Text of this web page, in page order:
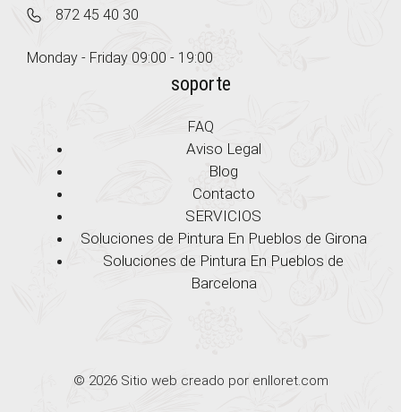
872 45 40 30
Monday - Friday 09:00 - 19:00
soporte
FAQ
Aviso Legal
Blog
Contacto
SERVICIOS
Soluciones de Pintura En Pueblos de Girona
Soluciones de Pintura En Pueblos de
Barcelona
© 2026 Sitio web creado por enlloret.com